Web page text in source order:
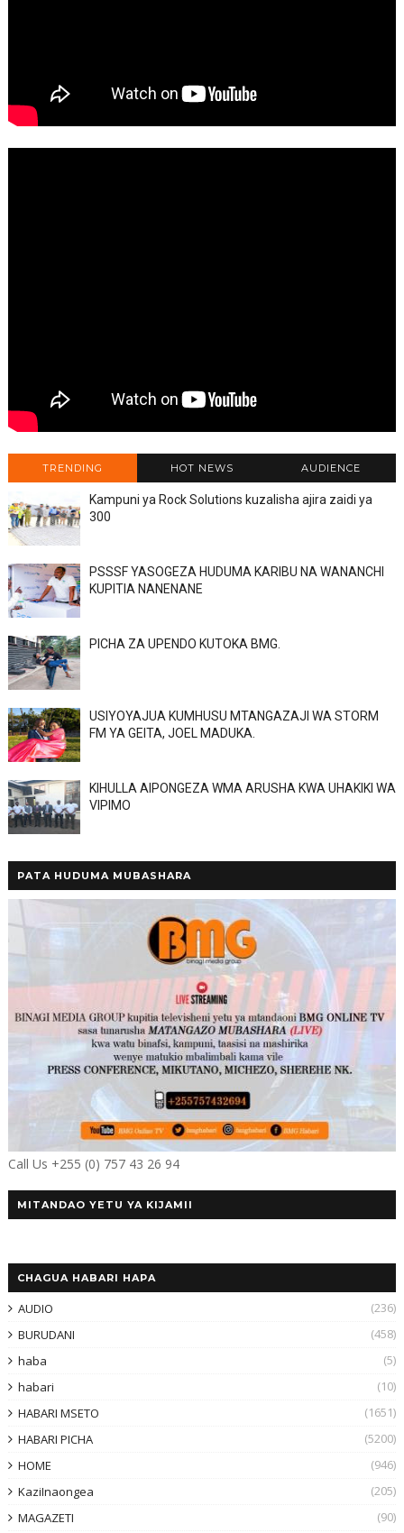
TRENDING HOT NEWS AUDIENCE
Kampuni ya Rock Solutions kuzalisha ajira zaidi ya
300
PSSSF YASOGEZA HUDUMA KARIBU NA WANANCHI
KUPITIA NANENANE
PICHA ZA UPENDO KUTOKA BMG.
USIYOYAJUA KUMHUSU MTANGAZAJI WA STORM
FM YA GEITA, JOEL MADUKA.
KIHULLA AIPONGEZA WMA ARUSHA KWA UHAKIKI WA
VIPIMO
PATA HUDUMA MUBASHARA
Call Us +255 (0) 757 43 26 94
MITANDAO YETU YA KIJAMII
CHAGUA HABARI HAPA
AUDIO
(236)
BURUDANI
(458)
haba
(5)
habari
(10)
HABARI MSETO
(1651)
HABARI PICHA
(5200)
HOME
(946)
KaziInaongea
(205)
MAGAZETI
(90)